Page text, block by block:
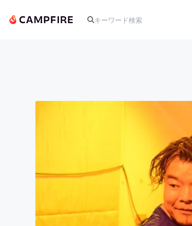
テクノロジー・ガジェット
映像・映画
ビジネス・起業